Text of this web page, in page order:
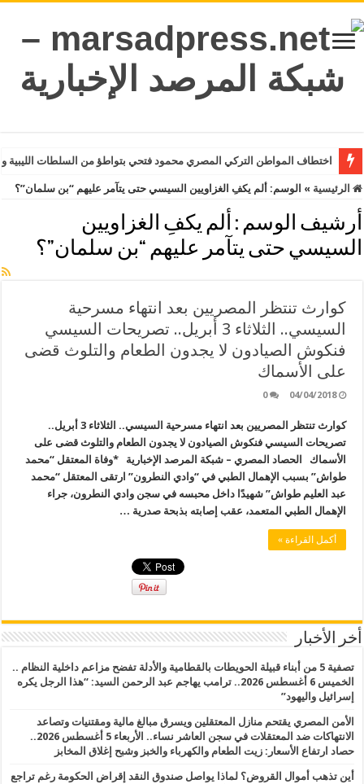
اختطاف المواطن التركي المصري محمود فتحي بتواطؤ من السلطات
الرئيسية » الوسم: ألم يكفِ الغزاويين السيسي حتى يتآمر عليهم “بن سلمان”؟
أرشيف الوسم : ألم يكفِ الغزاويين
السيسي حتى يتآمر عليهم “بن سلمان”؟
كوارث تنتظر المصريين بعد انتهاء مسرحية
السيسي.. الثلاثاء 3 أبريل.. تصريحات السيسي
فنكوش الصيادون لا يجدون الطعام والتلوث قضى
على الأسماك
04/04/2018
0
كوارث تنتظر المصريين بعد انتهاء مسرحية السيسي.. الثلاثاء 3 أبريل..
تصريحات السيسي فنكوش الصيادون لا يجدون الطعام والتلوث قضى على
الأسماك الحصاد المصري – شبكة المرصد الإخبارية *وفاة المعتقل “محمد
طواش” بسبب الإهمال الطبي في “وادي النطرون” ارتقى المعتقل “محمد
عبد العليم طواش” شهيدًا داخل محبسه في سجن وادي النطرون، جراء
الإهمال الطبي المتعمد، عقب إصابته بذبحة صدرية …
أكمل القراءة »
أخر الأخبار
تصفية 5 من أبناء قبيلة الحويطات بالقطامية والأدلة تفضح مزاعم داخلية النظام ..
الخميس 6 أغسطس 2026.. ترامب يهاجم عبد الرحمن السيد: “هذا الرجل يكره
إسرائيل واليهود”
الأمن المصري يقتحم منازل المعتقلين ويسرق مبالغ مالية ومقتنيات وتصاعد
الانتهاكات ضد المعتقلات في سجن العاشر نساء.. الأربعاء 5 أغسطس 2026..
حصاد ارتفاع الأسعار: زيت الطعام والكهرباء والخبز وشبح إغلاق المخابز
أين تذهب أموال القروض؟ لماذا يواصل صندوق النقد إقراض الحكومة رغم تراجع